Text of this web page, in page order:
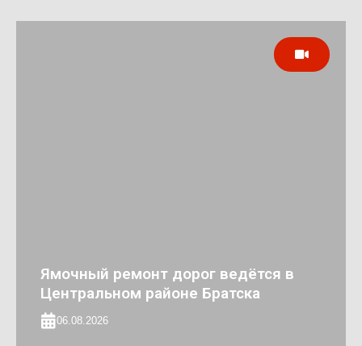
Ямочный ремонт дорог ведётся в
Центральном районе Братска
06.08.2026